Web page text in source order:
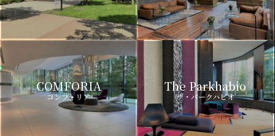
COMFORIA
コンフォリア
The Parkhabio
ザ・パークハビオ